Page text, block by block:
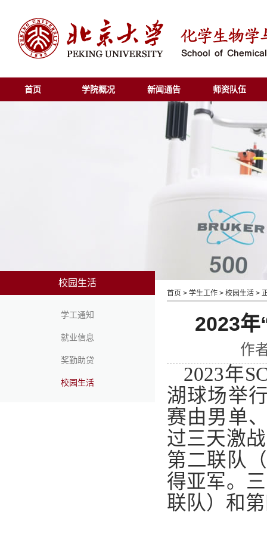
首页 学院概况 新闻通告 师资队伍
校园生活
学工通知
就业信息
奖勤助贷
校园生活
首页 > 学生工作 > 校园生活 >
2023年
作
2023年
湖球场举
赛由男单
过三天激
第二联队
得亚军。
联队）和